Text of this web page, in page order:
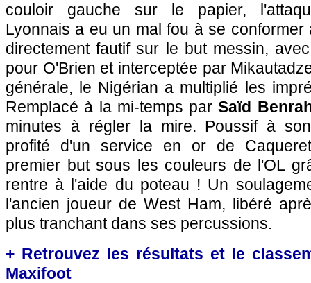
couloir gauche sur le papier,
Lyonnais a eu un mal fou à se conformer
directement fautif sur le but messin,
pour O'Brien et interceptée par
générale, le Nigérian a multiplié les
Remplacé à la mi-temps parSaïd
minutes à régler la mire. Poussif à
profité d'un service en or de
premier but sous les couleurs de l'OL
rentre à l'aide du poteau ! Un
l'ancien joueur de West Ham, libéré
plus tranchant dans ses percussions.
+ Retrouvez les résultats et le
Maxifoot